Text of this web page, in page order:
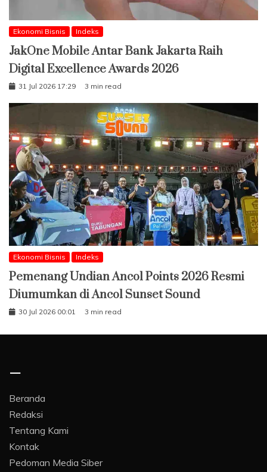
Ekonomi Bisnis Indeks
JakOne Mobile Antar Bank Jakarta Raih
Digital Excellence Awards 2026
31 Jul 2026 17:29 3 min read
Ekonomi Bisnis Indeks
Pemenang Undian Ancol Points 2026 Resmi
Diumumkan di Ancol Sunset Sound
30 Jul 2026 00:01 3 min read
–
Beranda
Redaksi
Tentang Kami
Kontak
Pedoman Media Siber